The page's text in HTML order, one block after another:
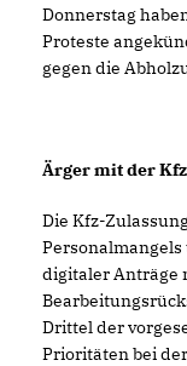
Donnerstag
Proteste
gegen die
Ärger mit der
Die Kfz-
digitaler Anträge
Drittel der
Prioritäten bei